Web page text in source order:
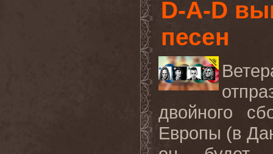
D-A-D
песен
двойного
Европы (в